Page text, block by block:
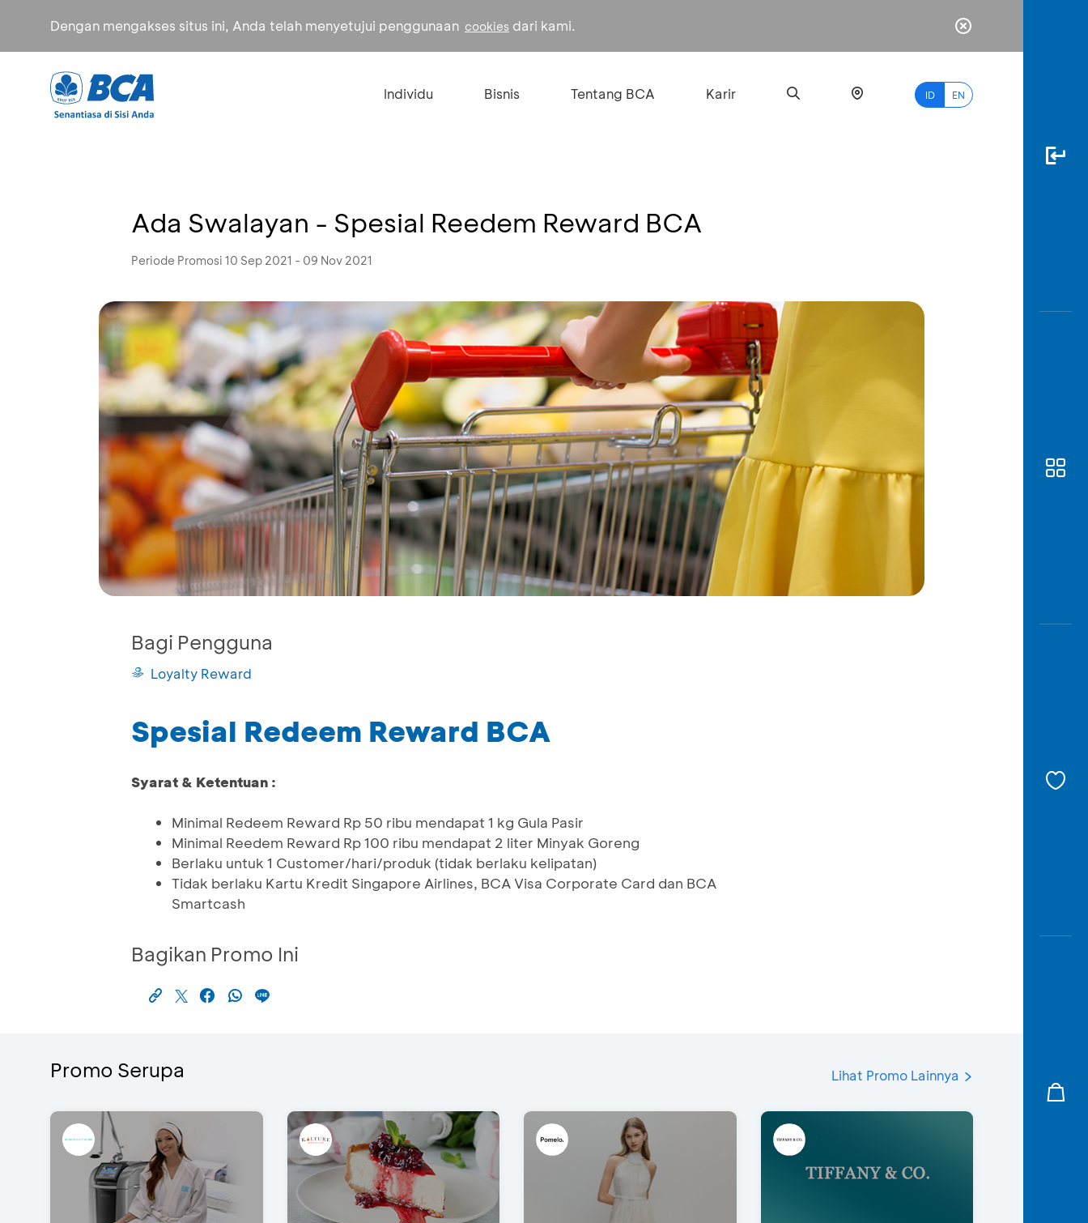
Dengan mengakses situs ini, Anda telah menyetujui penggunaan cookies dari kami.
Individu Bisnis Tentang BCA Karir ID EN
Ada Swalayan - Spesial Reedem Reward BCA
Periode Promosi 10 Sep 2021 - 09 Nov 2021
Bagi Pengguna
Loyalty Reward
Spesial Redeem Reward BCA
Syarat & Ketentuan :
Minimal Redeem Reward Rp 50 ribu mendapat 1 kg Gula Pasir
Minimal Reedem Reward Rp 100 ribu mendapat 2 liter Minyak Goreng
Berlaku untuk 1 Customer/hari/produk (tidak berlaku kelipatan)
Tidak berlaku Kartu Kredit Singapore Airlines, BCA Visa Corporate Card dan BCA
Smartcash
Bagikan Promo Ini
Promo Serupa Lihat Promo Lainnya